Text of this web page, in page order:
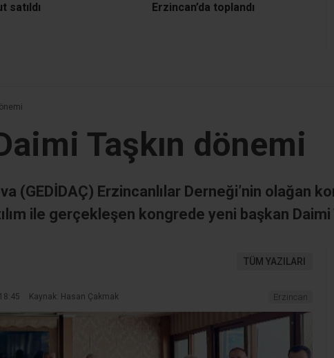
satıldı
Erzincan’da toplandı
Taşkın dönemi
(GEDİDAÇ) Erzincanlılar Derneği’nin olağan
ile gerçekleşen kongrede yeni başkan Daimi
TÜM YAZILARI
Kaynak: Hasan Çakmak Erzincan